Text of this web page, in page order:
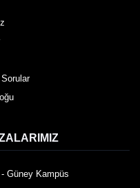
Güney Kampüs